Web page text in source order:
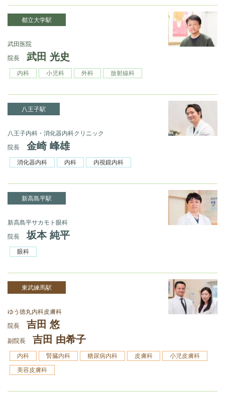
都立大学駅
武田医院
院長
武田 光史
内科 小児科 外科 放射線科
八王子駅
八王子内科・消化器内科クリニック
院長
金崎 峰雄
消化器内科 内科 内視鏡内科
新高島平駅
新高島平サカモト眼科
院長
坂本 純平
眼科
東武練馬駅
ゆう徳丸内科皮膚科
院長
吉田 悠
副院長 吉田 由希子
内科 腎臓内科 糖尿病内科 皮膚科
小児皮膚科
美容皮膚科